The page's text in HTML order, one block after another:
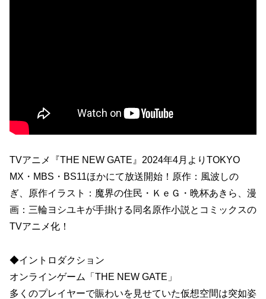
TVアニメ『THE NEW GATE』2024年4月よりTOKYO
MX・MBS・BS11ほかにて放送開始！原作：風波しの
ぎ、原作イラスト：魔界の住民・ＫｅＧ・晩杯あきら、漫
画：三輪ヨシユキが手掛ける同名原作小説とコミックスの
TVアニメ化！
◆イントロダクション
オンラインゲーム「THE NEW GATE」
多くのプレイヤーで賑わいを見せていた仮想空間は突如姿